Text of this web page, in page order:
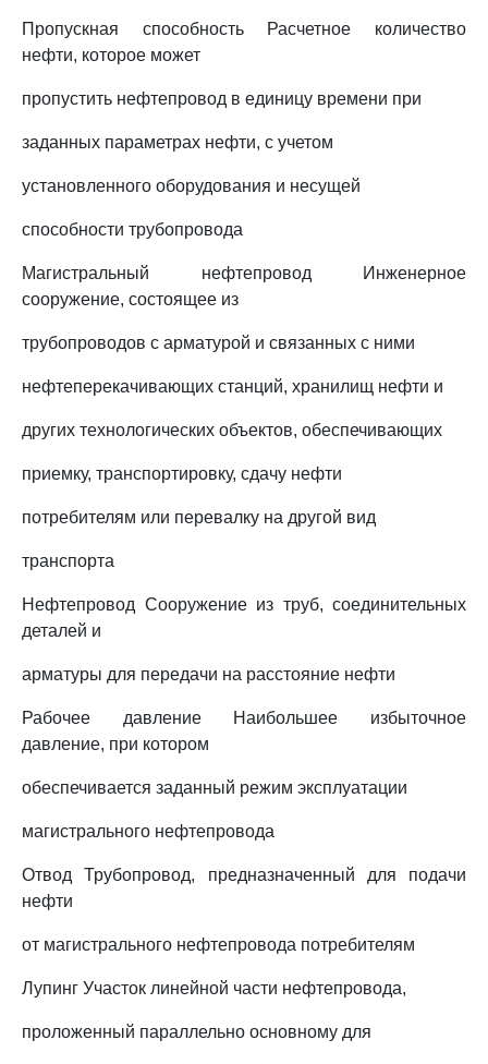
Пропускная способность Расчетное количество
нефти, которое может
пропустить нефтепровод в единицу времени при
заданных параметрах нефти, с учетом
установленного оборудования и несущей
способности трубопровода
Магистральный нефтепровод Инженерное
сооружение, состоящее из
трубопроводов с арматурой и связанных с ними
нефтеперекачивающих станций, хранилищ нефти и
других технологических объектов, обеспечивающих
приемку, транспортировку, сдачу нефти
потребителям или перевалку на другой вид
транспорта
Нефтепровод Сооружение из труб, соединительных
деталей и
арматуры для передачи на расстояние нефти
Рабочее давление Наибольшее избыточное
давление, при котором
обеспечивается заданный режим эксплуатации
магистрального нефтепровода
Отвод Трубопровод, предназначенный для подачи
нефти
от магистрального нефтепровода потребителям
Лупинг Участок линейной части нефтепровода,
проложенный параллельно основному для